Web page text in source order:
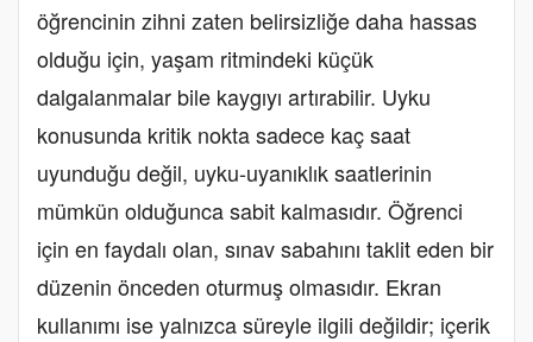
öğrencinin zihni zaten belirsizliğe daha hassas
olduğu için, yaşam ritmindeki küçük
dalgalanmalar bile kaygıyı artırabilir. Uyku
konusunda kritik nokta sadece kaç saat
uyunduğu değil, uyku-uyanıklık saatlerinin
mümkün olduğunca sabit kalmasıdır. Öğrenci
için en faydalı olan, sınav sabahını taklit eden bir
düzenin önceden oturmuş olmasıdır. Ekran
kullanımı ise yalnızca süreyle ilgili değildir; içerik